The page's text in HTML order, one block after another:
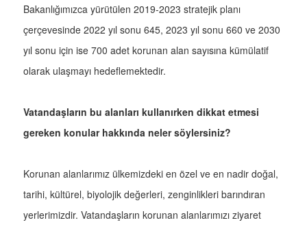
Bakanlığımızca yürütülen 2019-2023 stratejik planı
çerçevesinde 2022 yıl sonu 645, 2023 yıl sonu 660 ve 2030
yıl sonu için ise 700 adet korunan alan sayısına kümülatif
olarak ulaşmayı hedeflemektedir.
Vatandaşların bu alanları kullanırken dikkat etmesi
gereken konular hakkında neler söylersiniz?
Korunan alanlarımız ülkemizdeki en özel ve en nadir doğal,
tarihi, kültürel, biyolojik değerleri, zenginlikleri barındıran
yerlerimizdir. Vatandaşların korunan alanlarımızı ziyaret